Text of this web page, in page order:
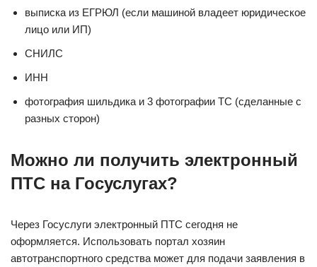
выписка из ЕГРЮЛ (если машиной владеет юридическое
лицо или ИП)
СНИЛС
ИНН
фотография шильдика и 3 фотографии ТС (сделанные с
разных сторон)
Можно ли получить электронный
ПТС на Госуслугах?
Через Госуслуги электронный ПТС сегодня не
оформляется. Использовать портал хозяин
автотранспортного средства может для подачи заявления в